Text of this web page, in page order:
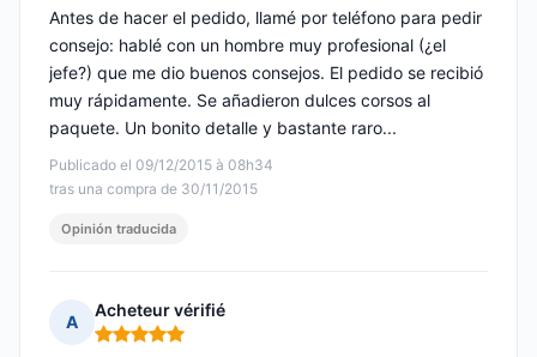
Publicado el 09/12/2015 à 08h34
tras una compra de 30/11/2015
Antes de hacer el pedido, llamé por teléfono para pedir
consejo: hablé con un hombre muy profesional (¿el
jefe?) que me dio buenos consejos. El pedido se recibió
muy rápidamente. Se añadieron dulces corsos al
paquete. Un bonito detalle y bastante raro...
Opinión traducida
A
Acheteur vérifié
Nota: 5 de 5